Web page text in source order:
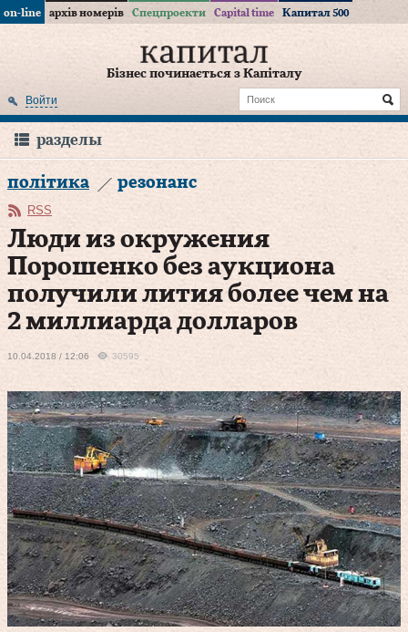
on-line архів номерів Спецпроекти Capital time Капитал 500
Бізнес починається з Капіталу
Войти
разделы
політика резонанс
RSS
Люди из окружения
Порошенко без аукциона
получили лития более чем на
2 миллиарда долларов
10.04.2018 / 12:06 30595